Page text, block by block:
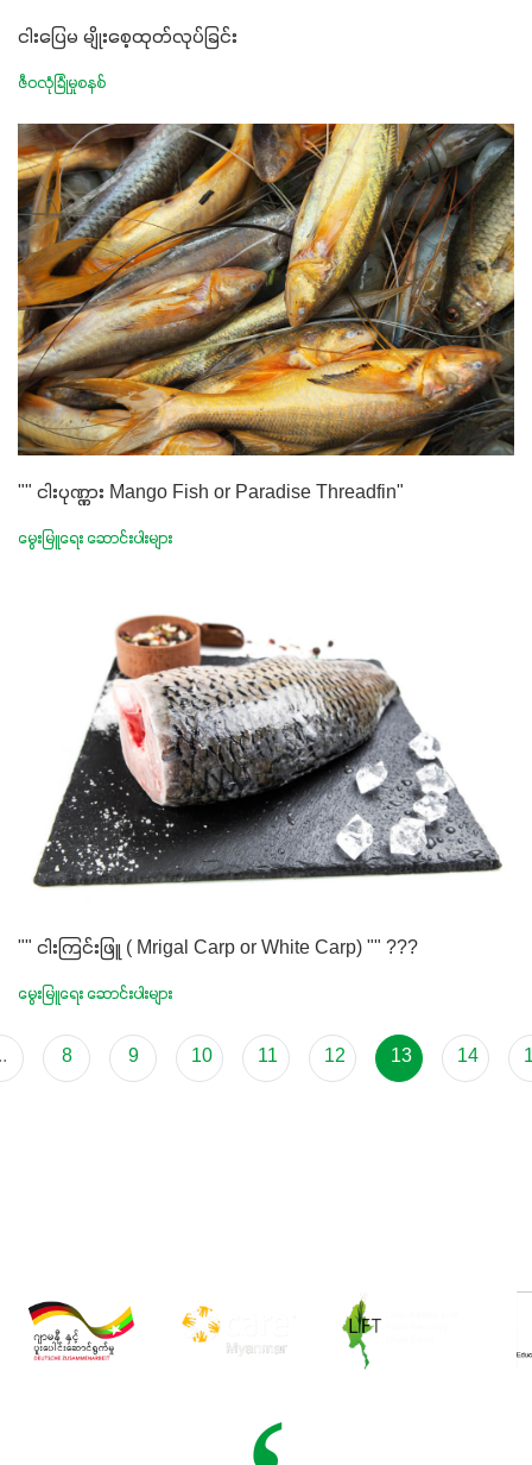
ငါးပြေမ မျိုးစေ့ထုတ်လုပ်ခြင်း
ဇီဝလုံခြုံမှုစနစ်
"" ငါးပုဏ္ဏား Mango Fish or Paradise Threadfin"
မွေးမြူရေး ဆောင်းပါးများ
"" ငါးကြင်းဖြူ ( Mrigal Carp or White Carp) "" ???
မွေးမြူရေး ဆောင်းပါးများ
8 9 10 11 12 13 14